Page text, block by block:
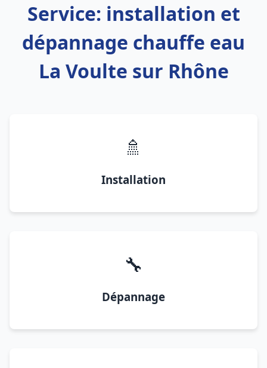
Service: installation et
dépannage chauffe eau
La Voulte sur Rhône
🚿
Installation
🔧
Dépannage